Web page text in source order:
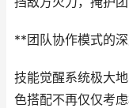
**团队协作模式的
技能觉醒系统极大
色搭配不再仅仅考